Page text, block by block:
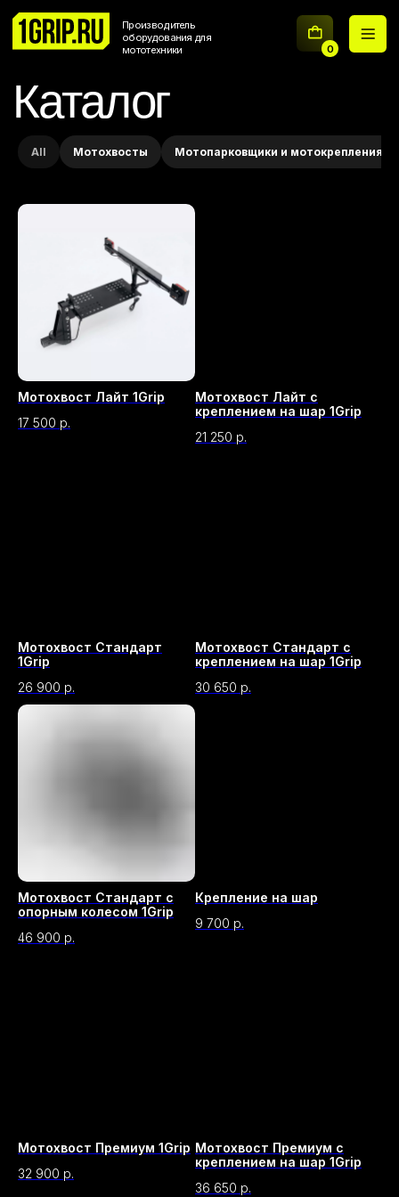
Производитель
оборудования для
мототехники
All Мотохвосты Мотопарковщики и мотокрепления
Мотохвост Лайт 1Grip
17 500 р.
Мотохвост Лайт с
креплением на шар 1Grip
21 250 р.
Мотохвост Стандарт
1Grip
26 900 р.
Мотохвост Стандарт с
креплением на шар 1Grip
30 650 р.
Мотохвост Стандарт с
опорным колесом 1Grip
46 900 р.
Крепление на шар
9 700 р.
Мотохвост Премиум 1Grip
32 900 р.
Мотохвост Премиум с
креплением на шар 1Grip
36 650 р.